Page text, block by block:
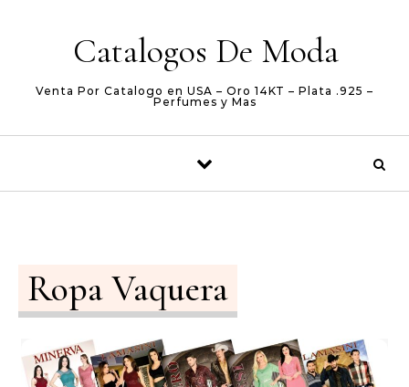
Catalogos De Moda
Venta Por Catalogo en USA – Oro 14KT – Plata .925 –
Perfumes y Mas
Ropa Vaquera